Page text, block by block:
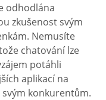
odhodlána
zkušenost svým
Nemusíte
chatování lze
potáhli
aplikací na
konkurentům.